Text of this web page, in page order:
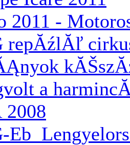
2011 -
repĂźlĂľ
a
2008
Eb